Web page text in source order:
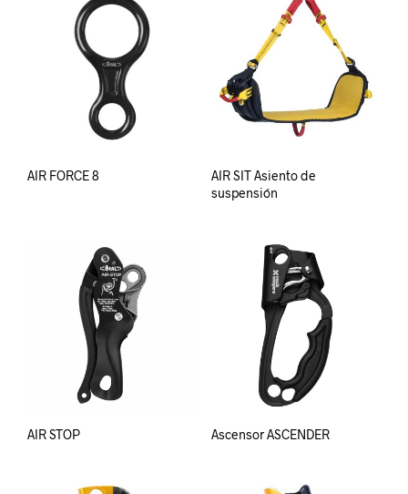
AIR FORCE 8
AIR SIT Asiento de
suspensión
AIR STOP Ascensor ASCENDER